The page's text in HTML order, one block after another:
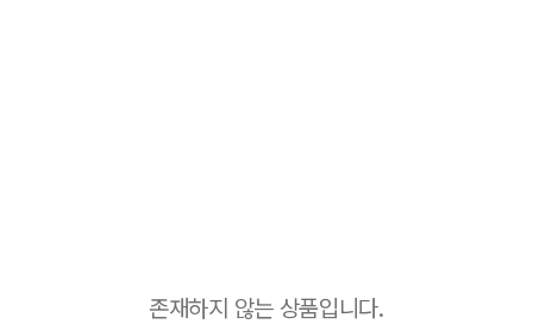
존재하지 않는 상품입니다.